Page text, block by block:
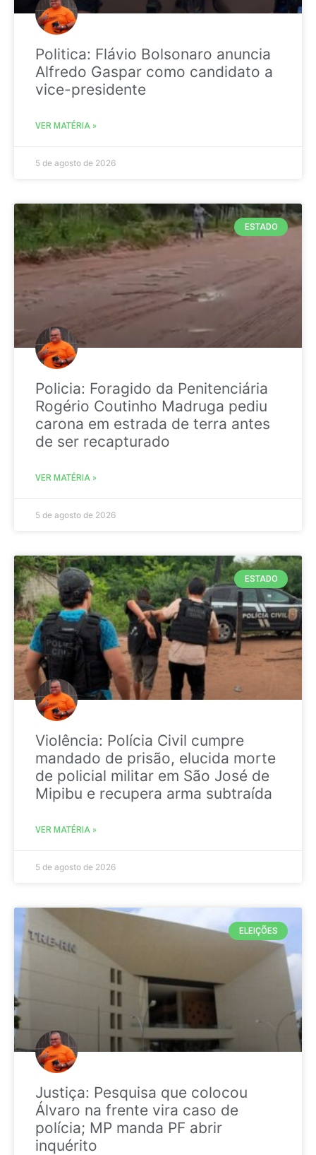
Politica: Flávio Bolsonaro anuncia
Alfredo Gaspar como candidato a
vice-presidente
VER MATÉRIA »
5 de agosto de 2026
ESTADO
Policia: Foragido da Penitenciária
Rogério Coutinho Madruga pediu
carona em estrada de terra antes
de ser recapturado
VER MATÉRIA »
5 de agosto de 2026
ESTADO
Violência: Polícia Civil cumpre
mandado de prisão, elucida morte
de policial militar em São José de
Mipibu e recupera arma subtraída
VER MATÉRIA »
5 de agosto de 2026
ELEIÇÕES
Justiça: Pesquisa que colocou
Álvaro na frente vira caso de
polícia; MP manda PF abrir
inquérito